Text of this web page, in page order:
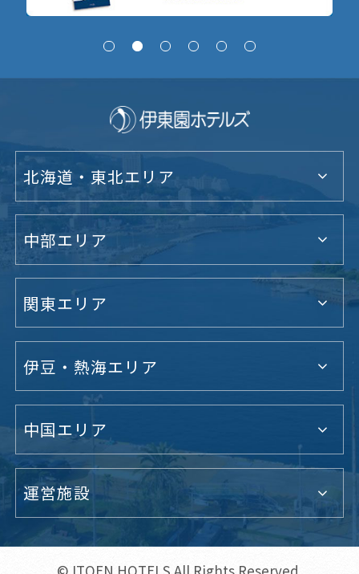
北海道・東北エリア
中部エリア
関東エリア
伊豆・熱海エリア
中国エリア
運営施設